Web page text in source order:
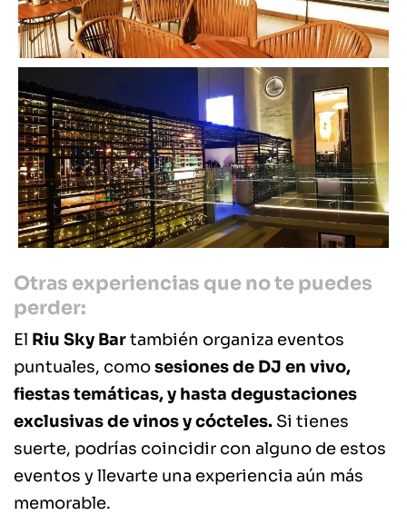
Otras experiencias que no te puedes
perder:
El Riu Sky Bartambién organiza eventos
puntuales, comosesiones de DJ en vivo,
fiestas temáticas, y hasta degustaciones
exclusivas de vinos y cócteles. Si tienes
suerte, podrías coincidir con alguno de estos
eventos y llevarte una experiencia aún más
memorable.